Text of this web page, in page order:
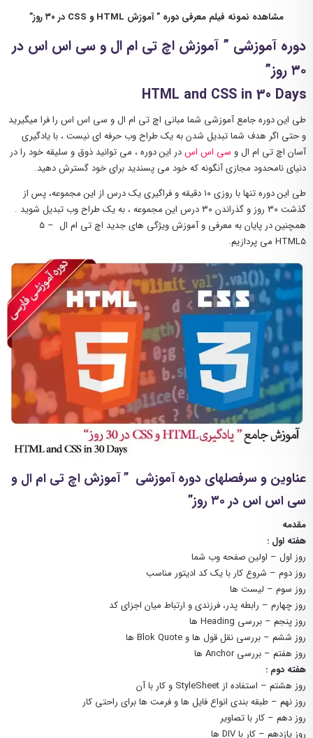
مشاهده نمونه فیلم معرفی دوره ” آموزش HTML و CSS در ۳۰ روز”
دوره آموزشی ” آموزش اچ تی ام ال و سی اس اس در
۳۰ روز”
HTML and CSS in 30 Days
طی این دوره جامع آموزشی شما مبانی اچ تی ام ال و سی اس اس را فرا میگیرید
و حتی اگر هدف شما تبدیل شدن به یک طراح وب حرفه ای نیست ، با یادگیری
آسان اچ تی ام ال و سی اس اسدر این دوره ، می توانید ذوق و سلیقه خود را در
دنیای نامحدود مجازی آنگونه که خود می پسندید برای خود گسترش دهید.
طی این دوره تنها با روزی ۱۰ دقیقه و فراگیری یک درس از این مجموعه، پس از
گذشت ۳۰ روز و گذراندن ۳۰ درس این مجموعه ، به یک طراح وب تبدیل شوید .
همچنین در پایان به معرفی و آموزش ویژگی های جدید اچ تی ام ال – 5
HTML5 می پردازیم.
عناوین و سرفصلهای دوره آموزشی ” آموزش اچ تی ام ال و
سی اس اس در ۳۰ روز”
مقدمه
هفته اول :
روز اول – اولین صفحه وب شما
روز دوم – شروع کار با یک کد ادیتور مناسب
روز سوم – لیست ها
روز چهارم – رابطه پدر، فرزندی و ارتباط میان اجزای کد
روز پنجم – بررسی Heading ها
روز ششم – بررسی نقل قول ها و Blok Quote ها
روز هفتم – بررسی Anchor ها
هفته دوم :
روز هشتم – استفاده از StyleSheet و کار با آن
روز نهم – طبقه بندی انواع فایل ها و فرمت ها برای راحتی کار
روز دهم – کار با تصاویر
روز یازدهم – کار با DIV ها